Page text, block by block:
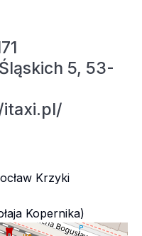
5, 53-
Krzyki
Kopernika)